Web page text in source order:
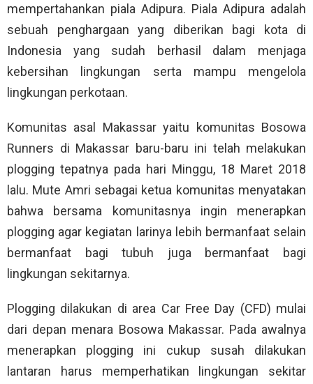
mempertahankan piala Adipura. Piala Adipura adalah
sebuah penghargaan yang diberikan bagi kota di
Indonesia yang sudah berhasil dalam menjaga
kebersihan lingkungan serta mampu mengelola
lingkungan perkotaan.
Komunitas asal Makassar yaitu komunitas Bosowa
Runners di Makassar baru-baru ini telah melakukan
plogging tepatnya pada hari Minggu, 18 Maret 2018
lalu. Mute Amri sebagai ketua komunitas menyatakan
bahwa bersama komunitasnya ingin menerapkan
plogging agar kegiatan larinya lebih bermanfaat selain
bermanfaat bagi tubuh juga bermanfaat bagi
lingkungan sekitarnya.
Plogging dilakukan di area Car Free Day (CFD) mulai
dari depan menara Bosowa Makassar. Pada awalnya
menerapkan plogging ini cukup susah dilakukan
lantaran harus memperhatikan lingkungan sekitar